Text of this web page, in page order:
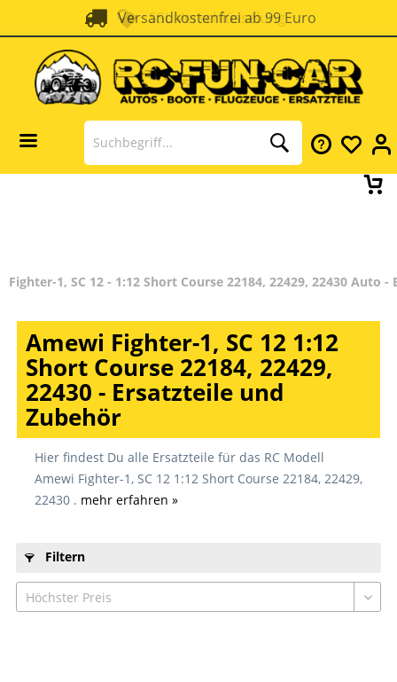
Versandkostenfrei ab 99 Euro
SSL Verschlüsselung
Fighter-1, SC 12 - 1:12 Short Course 22184, 22429, 22430 Auto
Amewi Fighter-1, SC 12 1:12
Short Course 22184, 22429,
22430 - Ersatzteile und
Zubehör
Hier findest Du alle Ersatzteile für das RC Modell
Amewi Fighter-1, SC 12 1:12 Short Course 22184, 22429,
22430 . mehr erfahren »
Filtern